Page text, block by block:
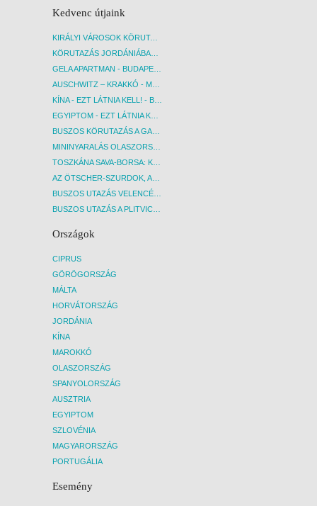
Kedvenc útjaink
KIRÁLYI VÁROSOK KÖRUTAZÁS KÖZVETLEN REPÜLŐJÁRATTAL - BUDAPEST, REPÜLŐ
KÖRUTAZÁS JORDÁNIÁBAN, HOLT-TENGERI PIHENÉSSEL - BUDAPEST, REPÜLŐ
GELA APARTMAN - BUDAPEST, REPÜLŐ
AUSCHWITZ – KRAKKÓ - MEGRÁZÓ IDŐUTAZÁS! - BUDAPEST, BUSZ
KÍNA - EZT LÁTNIA KELL! - BUDAPEST, REPÜLŐ
EGYIPTOM - EZT LÁTNIA KELL! - BUDAPEST, REPÜLŐ
BUSZOS KÖRUTAZÁS A GARDA-TÓ KÖRNYÉKÉN - BUDAPEST, BUSZ
MININYARALÁS OLASZORSZÁGBAN: ÉSZAK-OLASZ GYÖNGYSZEMEK NYOMÁBAN - BUDAPEST, BUSZ
TOSZKÁNA SAVA-BORSA: KÓSTOLÓK ÉS KULTURÁLIS UTAZÁS - BUDAPEST, BUSZ
AZ ÖTSCHER-SZURDOK, AUSZTRIA GRAND CANYONJA - BUDAPEST, BUSZ
BUSZOS UTAZÁS VELENCÉBE - BUDAPEST, BUSZ
BUSZOS UTAZÁS A PLITVICEI-TAVAK NEMZETI PARKBA - BUDAPEST, BUSZ
Országok
CIPRUS
GÖRÖGORSZÁG
MÁLTA
HORVÁTORSZÁG
JORDÁNIA
KÍNA
MAROKKÓ
OLASZORSZÁG
SPANYOLORSZÁG
AUSZTRIA
EGYIPTOM
SZLOVÉNIA
MAGYARORSZÁG
PORTUGÁLIA
Esemény